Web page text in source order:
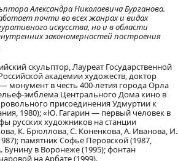
Александра Николаевича Бурганова.
почти во всех жанрах и видах
искусства, но и в области
закономерностей построения
скульптор, Лауреат Государственной
академии художеств, доктор
монумент в честь 400-летия города Орла
эмблема Центрального Дома кино в
присоединения Удмуртии к
1980); «Ю. Гагарин — первый человек в
русских художников на станции
К. Брюллова, С. Коненкова, А. Иванова, И.
памятник Софье Перовской (1987,
в Воронеже (1995); фонтан
на Арбате (1999).